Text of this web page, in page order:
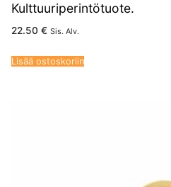
Kulttuuriperintötuote.
22.50 € Sis. Alv.
Lisää ostoskoriin